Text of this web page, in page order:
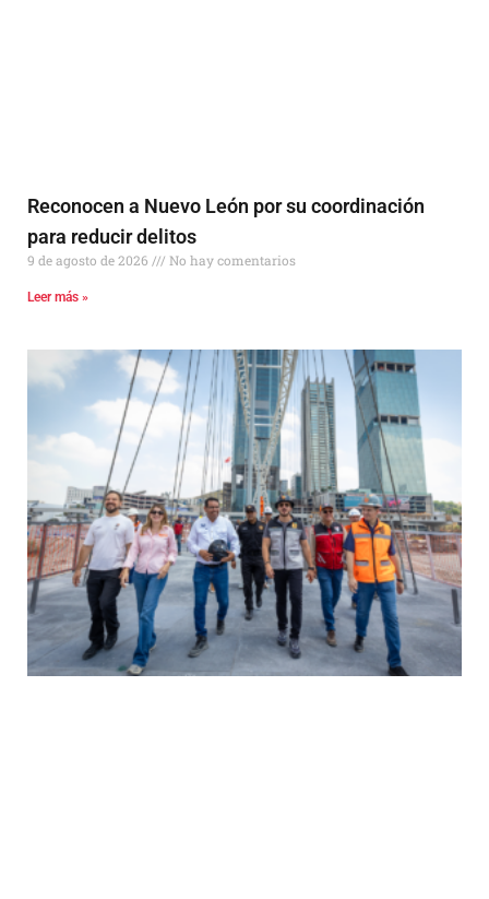
Reconocen a Nuevo León por su coordinación
para reducir delitos
9 de agosto de 2026 No hay comentarios
Leer más »